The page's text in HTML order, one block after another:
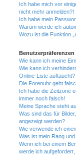
Ich habe mich vor
nicht mehr anmelden?!
Ich habe mein
Warum werde ich
Wozu ist die Funktion
Wie kann ich meine
Wie kann ich
Online-Liste auftaucht?
Die Forenuhr geht
Ich habe die Zeitzone
immer noch falsch!
Meine Sprache steht
Was sind das für
angezeigt werden?
Wie verwende ich
Was ist mein Rang
Wenn ich bei einem
werde ich aufgefordert,